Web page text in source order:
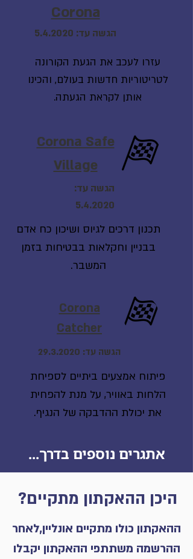
Corona
הגשה עד: 5.4.2020
עזרו לעכב את הגעת הקורונה
לטריטוריות חדשות בעולם, והכינו
אותן לקראת הגעתה.
Corona Safe
Village
הגשה עד:
5.4.2020
תכנון דרכים לגיוס ושיכון כח אדם
בבניין וחקלאות בבטיחות בזמן
המשבר.
Corona
Catcher
הגשה עד: 29.3.2020
פיתוח אמצעים ביתיים לספיחת
הלחות באוויר, על מנת להפחית
את יכולת ההדבקה של הנגיף.
אתגרים נוספים בדרך...
היכן ההאקתון מתקיים?
ההאקתון כולו מתקיים אונליין,לאחר
ההרשמה משתתפי ההאקתון יקבלו